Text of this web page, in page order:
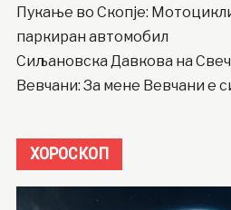
Пукање во Скопје:
паркиран автомобил
Сиљановска Давкова на
Вевчани: За мене Вевчани е
ХОРОСКОП